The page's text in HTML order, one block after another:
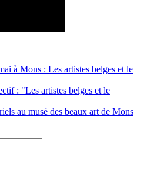
à Mons : Les artistes belges et le
: "Les artistes belges et le
au musé des beaux art de Mons